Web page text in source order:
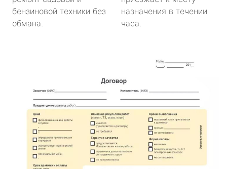
бензиновой техники без
обмана.
назначения в течении
часа.